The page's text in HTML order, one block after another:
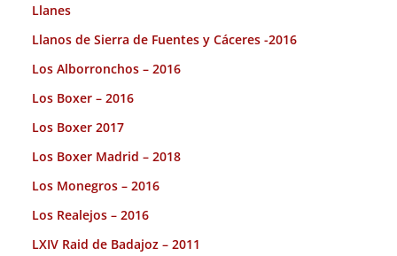
Llanes
Llanos de Sierra de Fuentes y Cáceres -2016
Los Alborronchos – 2016
Los Boxer – 2016
Los Boxer 2017
Los Boxer Madrid – 2018
Los Monegros – 2016
Los Realejos – 2016
LXIV Raid de Badajoz – 2011